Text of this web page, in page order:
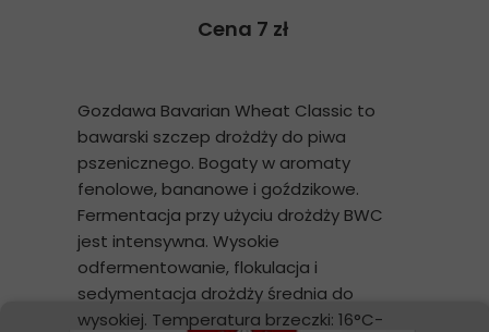
Cena 7 zł
Gozdawa Bavarian Wheat Classic to
bawarski szczep drożdży do piwa
pszenicznego. Bogaty w aromaty
fenolowe, bananowe i goździkowe.
Fermentacja przy użyciu drożdży BWC
jest intensywna. Wysokie
odfermentowanie, flokulacja i
sedymentacja drożdży średnia do
wysokiej. Temperatura brzeczki: 16°C-